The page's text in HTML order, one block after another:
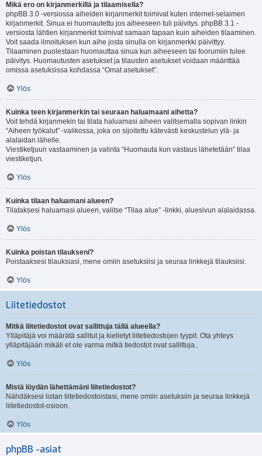
Mikä ero on kirjanmerkillä ja tilaamisella?
phpBB 3.0 -versiossa aiheiden kirjanmerkit toimivat kuten internet-selaimen
kirjanmerkit. Sinua ei huomautettu jos aiheeseen tuli päivitys. phpBB 3.1 -
versiosta lähtien kirjanmerkit toimivat samaan tapaan kuin aiheiden tilaaminen.
Voit saada ilmoituksen kun aihe josta sinulla on kirjanmerkki päivittyy.
Tilaaminen puolestaan huomauttaa sinua kun aiheeseen tai foorumiin tulee
päivitys. Huomautusten asetukset ja tilausten asetukset voidaan määrittää
omissa asetuksissa kohdassa “Omat asetukset”.
Ylös
Kuinka teen kirjanmerkin tai seuraan haluamaani aihetta?
Voit tehdä kirjanmekin tai tilata haluamasi aiheen valitsemalla sopivan linkin
“Aiheen työkalut” -valikossa, joka on sijoitettu kätevästi keskustelun ylä- ja
alalaidan lähelle.
Viestiketjuun vastaaminen ja valinta “Huomauta kun vastaus lähetetään” tilaa
viestiketjun.
Ylös
Kuinka tilaan haluamani alueen?
Tilataksesi haluamasi alueen, valitse “Tilaa alue” -linkki, aluesivun alalaidassa.
Ylös
Kuinka poistan tilaukseni?
Poistaaksesi tilauksiasi, mene omiin asetuksiisi ja seuraa linkkejä tilauksiisi.
Ylös
Liitetiedostot
Mitkä liitetiedostot ovat sallittuja tällä alueella?
Ylläpitäjä voi määrätä sallitut ja kielletyt liitetiedostojen tyypit. Ota yhteys
ylläpitäjään mikäli et ole varma mitkä tiedostot ovat sallittuja..
Ylös
Mistä löydän lähettämäni liitetiedostot?
Nähdäksesi listan liitetiedostoistasi, mene omiin asetuksiin ja seuraa linkkejä
liitetiedostot-osioon.
Ylös
phpBB -asiat